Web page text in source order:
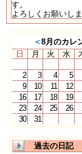
す。
よろしくお願いしま
＜8月のカレ
日
月 火 水
2
3 4 5
9
10 11 12
16
17 18 19
23
24 25 26
30
31
過去の日記